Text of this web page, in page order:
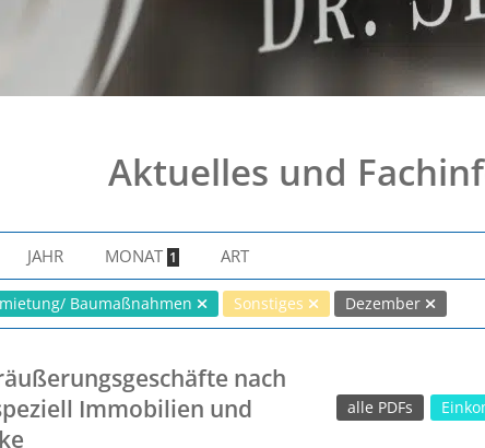
Aktuelles und
JAHR MONAT 1 ART
Baumaßnahmen Sonstiges Dezember
nach
Immobilien und
alle PDFs